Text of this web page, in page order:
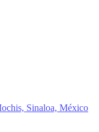
Sinaloa, México